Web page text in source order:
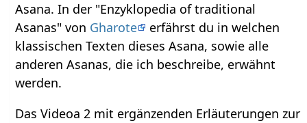
Asana. In der "Enzyklopedia of traditional
Asanas" von Gharote
erfährst du in welchen
klassischen Texten dieses Asana, sowie alle
anderen Asanas, die ich beschreibe, erwähnt
werden.
Das Videoa 2 mit ergänzenden Erläuterungen zur